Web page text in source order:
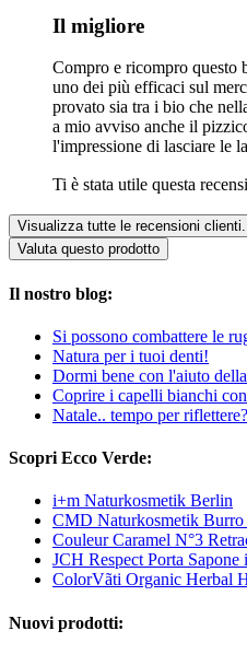
Il migliore
Compro e ricompro questo
uno dei più efficaci sul
provato sia tra i bio che
a mio avviso anche il
l'impressione di lasciare le
Ti è stata utile questa
Visualizza tutte le recensioni clienti.
Valuta questo prodotto
Il nostro blog:
Si possono combattere le
Natura per i tuoi denti!
Dormi bene con l'aiuto
Coprire i capelli bianchi
Natale.. tempo per riflettere?
Scopri Ecco Verde:
i+m Naturkosmetik Berlin
CMD Naturkosmetik
Couleur Caramel N°3
JCH Respect Porta
ColorVãti Organic Herbal
Nuovi prodotti: